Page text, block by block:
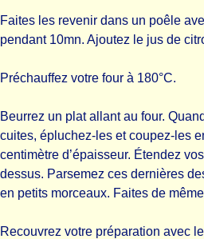
Faites les revenir dans un poêle
pendant 10mn. Ajoutez le jus de
Préchauffez votre four à 180°C.
Beurrez un plat allant au four.
cuites, épluchez-les et coupez-les
centimètre d’épaisseur. Étendez
dessus. Parsemez ces dernières
en petits morceaux. Faites de
Recouvrez votre préparation avec